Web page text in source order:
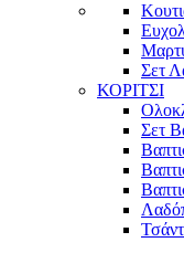
Σετ
ΚΟΡΙΤΣΙ
Σετ